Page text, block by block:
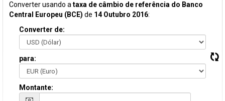
Converter usando a taxa de câmbio de referência do Banco
Central Europeu (BCE) de 14 Outubro 2016:
Converter de:
para:
Montante: